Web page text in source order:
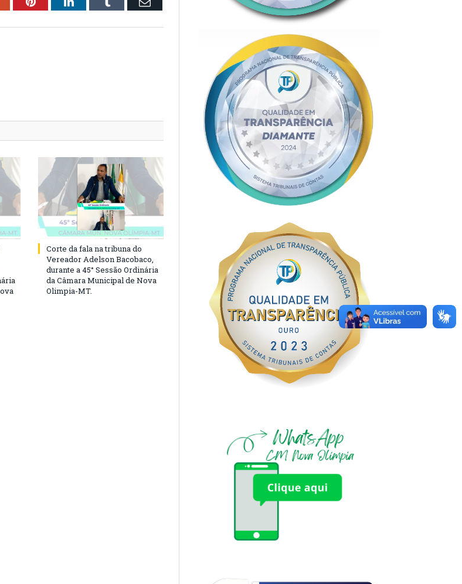
Corte da fala na tribuna do
Vereador Adelson Bacobaco,
durante a 45° Sessão Ordinária
da Câmara Municipal de Nova
Olimpia-MT.